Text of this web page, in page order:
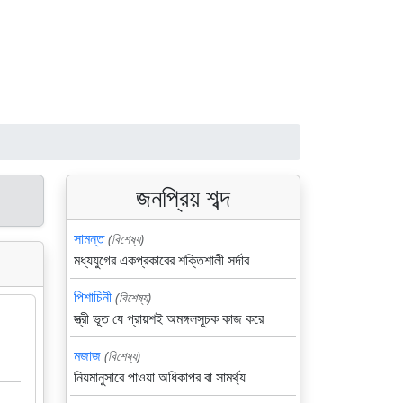
জনপ্রিয় শব্দ
সামন্ত (বিশেষ্য)
মধ্যযুগের একপ্রকারের শক্তিশালী সর্দার
পিশাচিনী (বিশেষ্য)
স্ত্রী ভূত যে প্রায়শই অমঙ্গলসূচক কাজ করে
মজাজ (বিশেষ্য)
নিয়মানুসারে পাওয়া অধিকাপর বা সামর্থ্য